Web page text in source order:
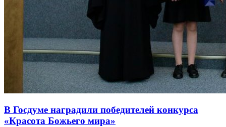
В Госдуме наградили победителей конкурса
«Красота Божьего мира»